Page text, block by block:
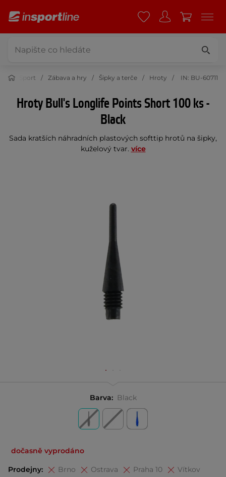
Sport Zábava a hry Šipky a terče Hroty IN: BU-60711
Hroty Bull's Longlife Points Short 100 ks -
Black
Sada kratších náhradních plastových softtip hrotů na šipky,
kuželový tvar. více
Barva: Black
dočasně vyprodáno
Prodejny: Brno Ostrava Praha 10 Vítkov